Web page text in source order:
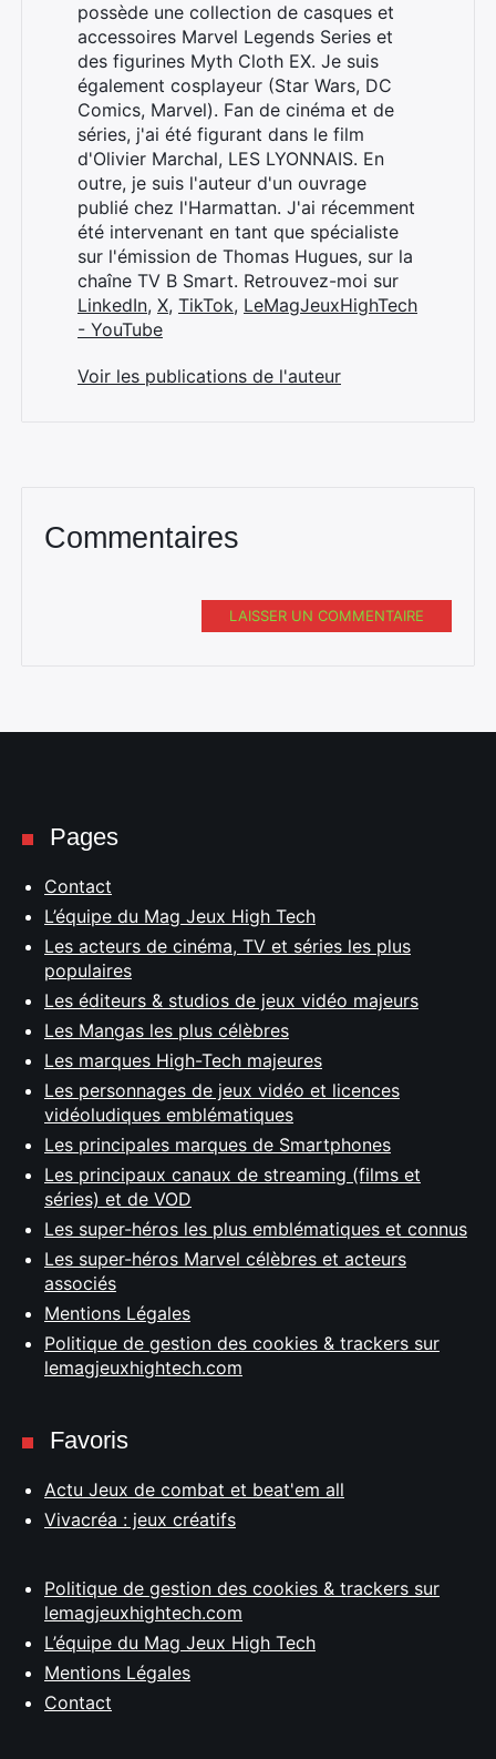
possède une collection de casques et
accessoires Marvel Legends Series et
des figurines Myth Cloth EX. Je suis
également cosplayeur (Star Wars, DC
Comics, Marvel). Fan de cinéma et de
séries, j'ai été figurant dans le film
d'Olivier Marchal, LES LYONNAIS. En
outre, je suis l'auteur d'un ouvrage
publié chez l'Harmattan. J'ai récemment
été intervenant en tant que spécialiste
sur l'émission de Thomas Hugues, sur la
chaîne TV B Smart. Retrouvez-moi sur
LinkedIn, X, TikTok, LeMagJeuxHighTech
- YouTube
Voir les publications de l'auteur
Commentaires
LAISSER UN COMMENTAIRE
Pages
Contact
L’équipe du Mag Jeux High Tech
Les acteurs de cinéma, TV et séries les plus
populaires
Les éditeurs & studios de jeux vidéo majeurs
Les Mangas les plus célèbres
Les marques High-Tech majeures
Les personnages de jeux vidéo et licences
vidéoludiques emblématiques
Les principales marques de Smartphones
Les principaux canaux de streaming (films et
séries) et de VOD
Les super-héros les plus emblématiques et connus
Les super-héros Marvel célèbres et acteurs
associés
Mentions Légales
Politique de gestion des cookies & trackers sur
lemagjeuxhightech.com
Favoris
Actu Jeux de combat et beat'em all
Vivacréa : jeux créatifs
Politique de gestion des cookies & trackers sur
lemagjeuxhightech.com
L’équipe du Mag Jeux High Tech
Mentions Légales
Contact